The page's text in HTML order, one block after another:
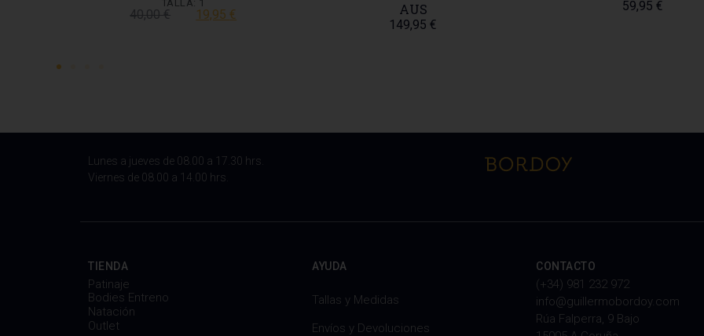
19,95€
Lunes a jueves de 08.00 a 17.30 hrs.
Viernes de 08.00 a 14.00 hrs.
TIENDA
Patinaje
Bodies Entreno
Natación
Outlet
AYUDA
Tallas y Medidas
Envíos y Devoluciones
CONTACTO
(+34) 981 232 972
info@guillermobordoy.com
Rúa Falperra, 9 Bajo